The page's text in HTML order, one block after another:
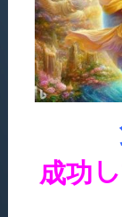
成功